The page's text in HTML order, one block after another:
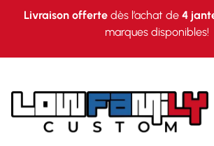
Livraison offertedès l’achat de 4
marques disponibles!